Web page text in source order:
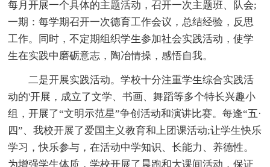
每月开展一个具体的主题活动，召开一次主题班、队会;
一期：每学期召开一次德育工作会议，总结经验，反思
工作。同时，不定期组织学生参加社会实践活动，使学
生在实践中磨砺意志，陶冶情操，感悟自我。
二是开展实践活动。学校十分注重学生综合实践活
动的'开展，成立了文学、书画、舞蹈等多个特长兴趣小
组，开展了“文明示范星”争创活动和演讲比赛。每逢“五·
四”、我校开展了爱国主义教育和上团课活动;让学生快乐
学习，快乐参与，在活动中学知识、长能力、养德性。
为增强学生体质，学校开展了晨跑和大课间活动，保证